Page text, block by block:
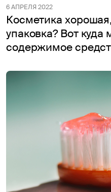
6 АПРЕЛЯ 2022
Косметика
упаковка? Вот
содержимое